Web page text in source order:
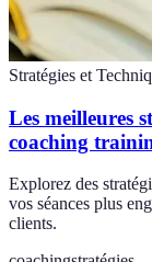
Stratégies et
Les meilleures
coaching
Explorez des
vos séances plus
clients.